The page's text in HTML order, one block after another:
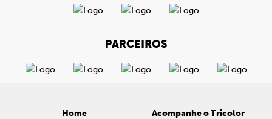
PARCEIROS
Home
Acompanhe o Tricolor